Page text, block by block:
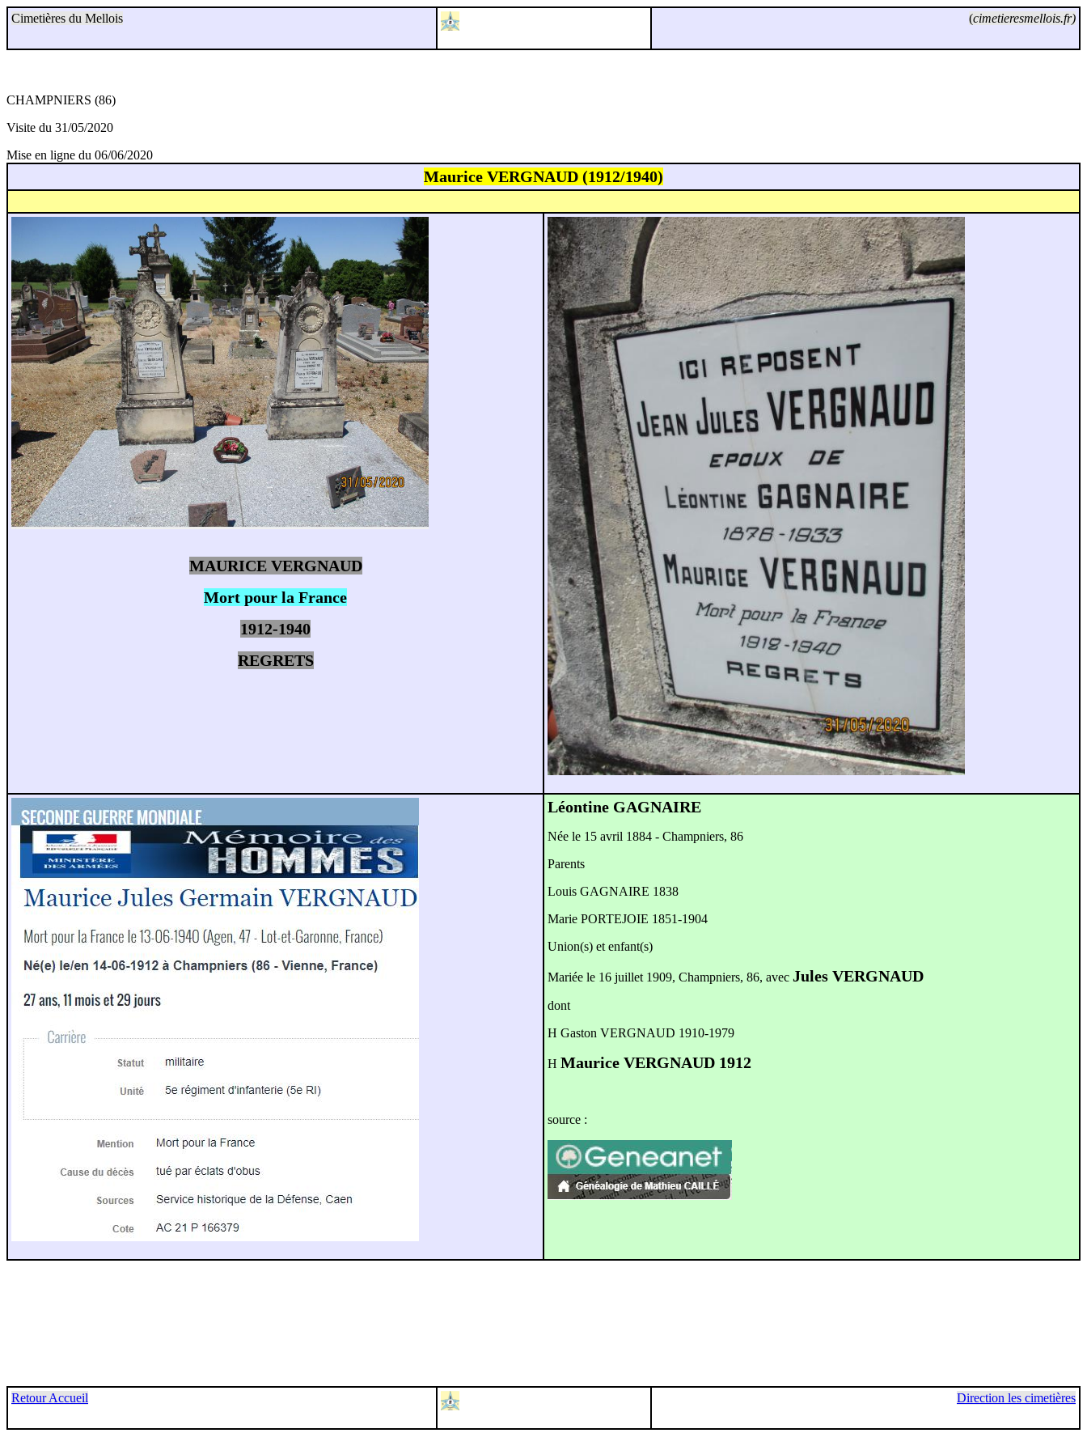
Cimetières du Mellois (cimetieresmellois.fr)
CHAMPNIERS (86)
Visite du 31/05/2020
Mise en ligne du 06/06/2020
Maurice VERGNAUD (1912/1940)
MAURICE VERGNAUD
Mort pour la France
1912-1940
REGRETS
Léontine GAGNAIRE
Née le 15 avril 1884 - Champniers, 86
Parents
Louis GAGNAIRE 1838
Marie PORTEJOIE 1851-1904
Union(s) et enfant(s)
Mariée le 16 juillet 1909, Champniers, 86, avec Jules VERGNAUD
dont
H Gaston VERGNAUD 1910-1979
H Maurice VERGNAUD 1912
source :
Retour Accueil Direction les cimetières